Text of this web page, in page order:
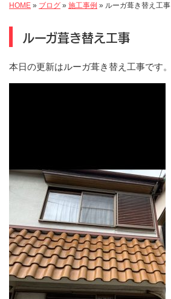
HOME » ブログ » 施工事例 » ルーガ葺き替え工事
ルーガ葺き替え工事
本日の更新はルーガ葺き替え工事です。